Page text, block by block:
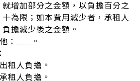
就增加部分之金額，以負擔百分之
十為限；如本費用減少者，承租人
負擔減少後之金額。
：
。
租人負擔。
租人負擔。